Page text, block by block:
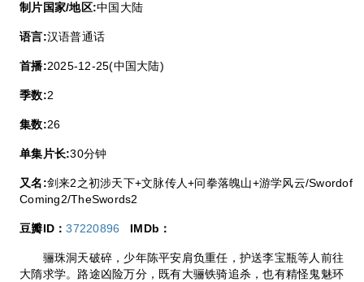
制片国家/地区:中国大陆
语言:汉语普通话
首播:2025-12-25(中国大陆)
季数:2
集数:26
单集片长:30分钟
又名:剑来2之初涉天下+文脉传人+问拳落魄山+游学风云/Swordof
Coming2/TheSwords2
豆瓣ID：37220896 IMDb：
骊珠洞天破碎，少年陈平安肩负重任，护送李宝瓶等人前往
大隋求学。路途凶险万分，既有大骊铁骑追杀，也有精怪鬼魅环